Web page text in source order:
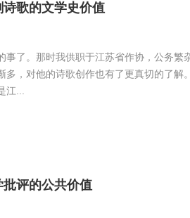
歌的文学史价值
事了。那时我供职于江苏省作协，公务繁
多，对他的诗歌创作也有了更真切的了解
...
批评的公共价值